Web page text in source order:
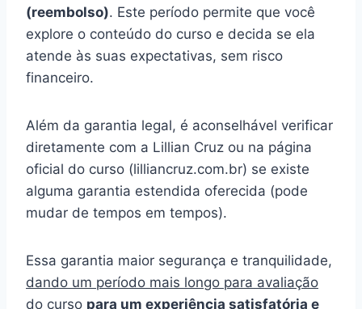
(reembolso). Este período permite que você
explore o conteúdo do curso e decida se ela
atende às suas expectativas, sem risco
financeiro.
Além da garantia legal, é aconselhável verificar
diretamente com a Lillian Cruz ou na página
oficial do curso (lilliancruz.com.br) se existe
alguma garantia estendida oferecida (pode
mudar de tempos em tempos).
Essa garantia maior segurança e tranquilidade,
dando um período mais longo para avaliação
do curso para um experiência satisfatória e